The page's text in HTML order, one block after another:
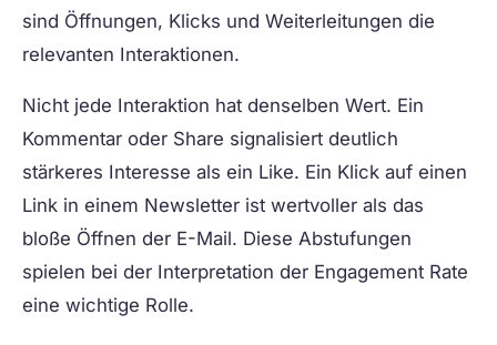
sind Öffnungen, Klicks und Weiterleitungen die
relevanten Interaktionen.
Nicht jede Interaktion hat denselben Wert. Ein
Kommentar oder Share signalisiert deutlich
stärkeres Interesse als ein Like. Ein Klick auf einen
Link in einem Newsletter ist wertvoller als das
bloße Öffnen der E-Mail. Diese Abstufungen
spielen bei der Interpretation der Engagement Rate
eine wichtige Rolle.